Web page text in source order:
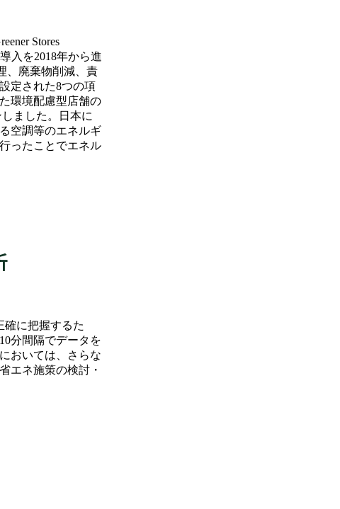
Stores
入を2018年から進
、廃棄物削減、責
定された8つの項
環境配慮型店舗の
ました。日本に
空調等のエネルギ
ったことでエネル
確に把握するた
分間隔でデータを
おいては、さらな
エネ施策の検討・